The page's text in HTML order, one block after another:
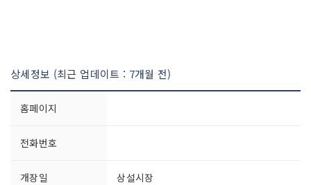
상세정보 (최근 업데이트 : 7개월 전)
홈페이지
전화번호
개장일 상설시장